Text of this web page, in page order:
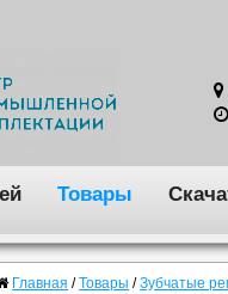
Товары
Главная / Товары / Зубчатые